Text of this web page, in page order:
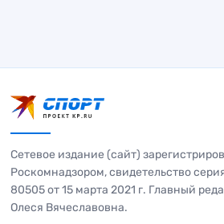
Сетевое издание (сайт)
Роскомнадзором, свидетельство
80505 от 15 марта 2021 г. Главный
Олеся Вячеславовна.